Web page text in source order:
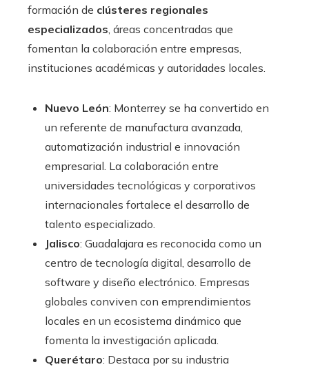
formación de clústeres regionales
especializados , áreas concentradas que
fomentan la colaboración entre empresas,
instituciones académicas y autoridades locales.
Nuevo León: Monterrey se ha convertido en
un referente de manufactura avanzada,
automatización industrial e innovación
empresarial. La colaboración entre
universidades tecnológicas y corporativos
internacionales fortalece el desarrollo de
talento especializado.
Jalisco: Guadalajara es reconocida como un
centro de tecnología digital, desarrollo de
software y diseño electrónico. Empresas
globales conviven con emprendimientos
locales en un ecosistema dinámico que
fomenta la investigación aplicada.
Querétaro: Destaca por su industria